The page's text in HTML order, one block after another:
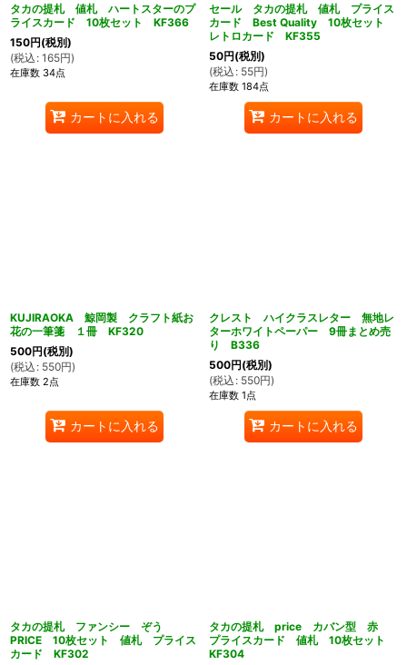
タカの提札 値札 ハートスターのプ
ライスカード 10枚セット KF366
150円(税別)
(税込 : 165円)
在庫数 34点
カートに入れる
セール タカの提札 値札 プライス
カード Best Quality 10枚セット
レトロカード KF355
50円(税別)
(税込 : 55円)
在庫数 184点
カートに入れる
KUJIRAOKA 鯨岡製 クラフト紙お
花の一筆箋 １冊 KF320
500円(税別)
(税込 : 550円)
在庫数 2点
カートに入れる
クレスト ハイクラスレター 無地レ
ターホワイトペーパー 9冊まとめ売
り B336
500円(税別)
(税込 : 550円)
在庫数 1点
カートに入れる
タカの提札 ファンシー ぞう
PRICE 10枚セット 値札 プライス
カード KF302
タカの提札 price カバン型 赤
プライスカード 値札 10枚セット
KF304